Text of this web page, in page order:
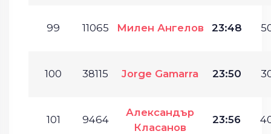
99 11065 Милен Ангелов 23:48
100 38115 Jorge Gamarra 23:50
101 9464
Александър
Класанов
23:56